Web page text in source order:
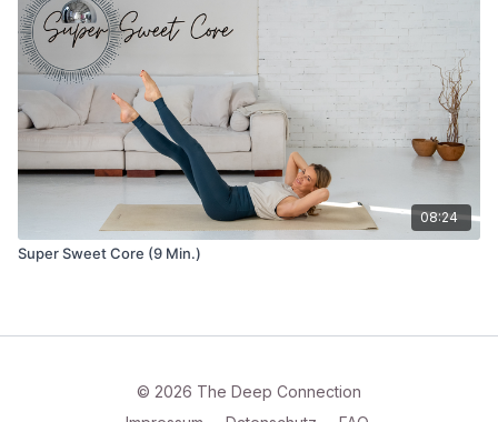
08:24
Super Sweet Core (9 Min.)
© 2026 The Deep Connection